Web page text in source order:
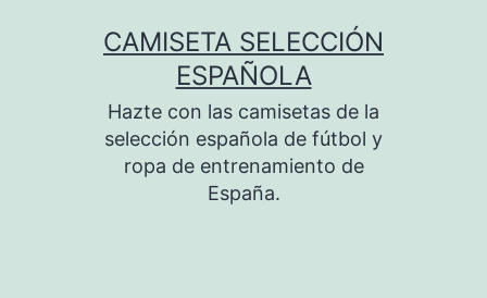
CAMISETA SELECCIÓN
ESPAÑOLA
Hazte con las camisetas de la
selección española de fútbol y
ropa de entrenamiento de
España.